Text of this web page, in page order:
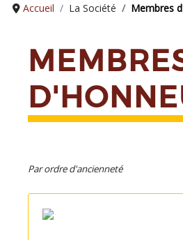
Accueil La Société Membres
Par ordre d'ancienneté